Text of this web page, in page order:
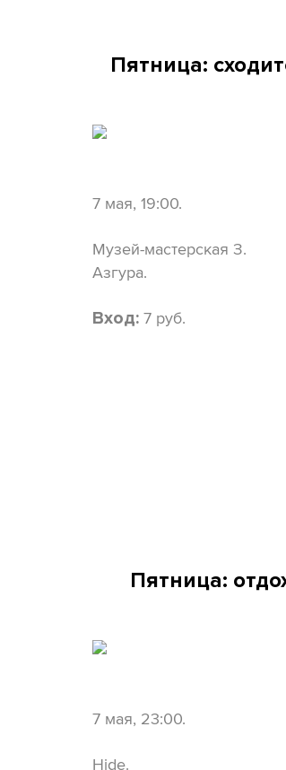
Пятница:
7 мая, 19:00.
Музей-мастерская З.
Азгура.
Вход: 7 руб.
Пятница:
7 мая, 23:00.
Hide.